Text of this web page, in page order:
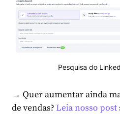
Pesquisa do
→ Quer aumentar ainda
de vendas?Leia nosso post